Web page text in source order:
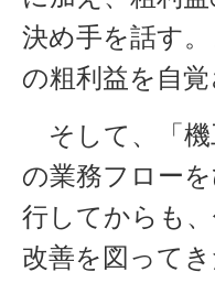
決め手を話す
の粗利益を自覚
そして、「機
の業務フロー
行してからも
改善を図って